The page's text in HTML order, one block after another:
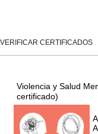
VERIFICAR CERTIFICADOS
Violencia y Salud
certificado)